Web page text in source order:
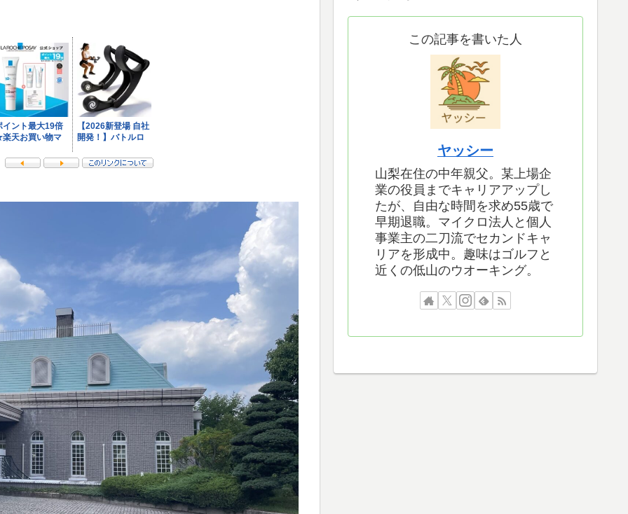
この記事を書いた人
ヤッシー
山梨在住の中年親父。某上場企
業の役員までキャリアアップし
たが、自由な時間を求め55歳で
早期退職。マイクロ法人と個人
事業主の二刀流でセカンドキャ
リアを形成中。趣味はゴルフと
近くの低山のウオーキング。